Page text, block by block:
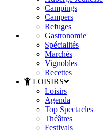
Campings
Campers
Refuges
Gastronomie
Spécialités
Marchés
Vignobles
Recettes
LOISIRS
Loisirs
Agenda
Top Spectacles
Théâtres
Festivals